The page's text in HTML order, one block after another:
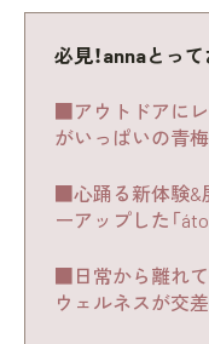
必見！annaとっ
■アウトドアにレ
がいっぱいの青
■心踊る新体験&
ーアップした「
■日常から離れて
ウェルネスが交